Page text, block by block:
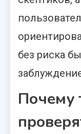
без риска
Почему